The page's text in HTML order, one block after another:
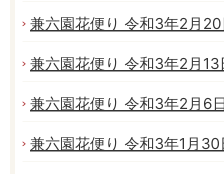
兼六園花便り 令和3年2月
兼六園花便り 令和3年2月
兼六園花便り 令和3年2月6
兼六園花便り 令和3年1月